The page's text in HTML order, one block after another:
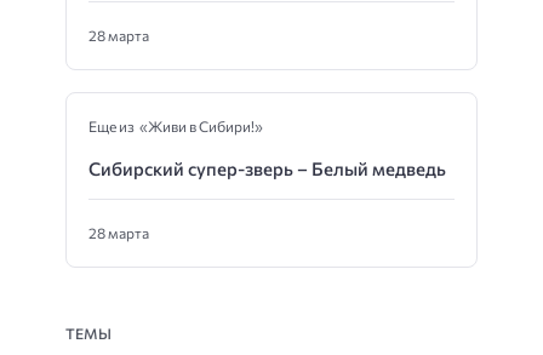
28 марта
Еще из «Живи в Сибири!»
Сибирский супер-зверь – Белый медведь
28 марта
ТЕМЫ